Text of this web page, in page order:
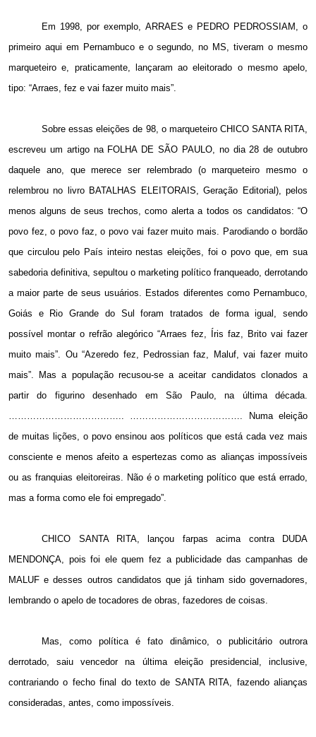
Em 1998, por exemplo, ARRAES e PEDRO PEDROSSIAM, o
primeiro aqui em Pernambuco e o segundo, no MS, tiveram o mesmo
marqueteiro e, praticamente, lançaram ao eleitorado o mesmo apelo,
tipo: “Arraes, fez e vai fazer muito mais”.
Sobre essas eleições de 98, o marqueteiro CHICO SANTA RITA,
escreveu um artigo na FOLHA DE SÃO PAULO, no dia 28 de outubro
daquele ano, que merece ser relembrado (o marqueteiro mesmo o
relembrou no livro BATALHAS ELEITORAIS, Geração Editorial), pelos
menos alguns de seus trechos, como alerta a todos os candidatos: “O
povo fez, o povo faz, o povo vai fazer muito mais. Parodiando o bordão
que circulou pelo País inteiro nestas eleições, foi o povo que, em sua
sabedoria definitiva, sepultou o marketing político franqueado, derrotando
a maior parte de seus usuários. Estados diferentes como Pernambuco,
Goiás e Rio Grande do Sul foram tratados de forma igual, sendo
possível montar o refrão alegórico “Arraes fez, Íris faz, Brito vai fazer
muito mais”. Ou “Azeredo fez, Pedrossian faz, Maluf, vai fazer muito
mais”. Mas a população recusou-se a aceitar candidatos clonados a
partir do figurino desenhado em São Paulo, na última década.
……………………………….. ………………………………. Numa eleição
de muitas lições, o povo ensinou aos políticos que está cada vez mais
consciente e menos afeito a espertezas como as alianças impossíveis
ou as franquias eleitoreiras. Não é o marketing político que está errado,
mas a forma como ele foi empregado”.
CHICO SANTA RITA, lançou farpas acima contra DUDA
MENDONÇA, pois foi ele quem fez a publicidade das campanhas de
MALUF e desses outros candidatos que já tinham sido governadores,
lembrando o apelo de tocadores de obras, fazedores de coisas.
Mas, como política é fato dinâmico, o publicitário outrora
derrotado, saiu vencedor na última eleição presidencial, inclusive,
contrariando o fecho final do texto de SANTA RITA, fazendo alianças
consideradas, antes, como impossíveis.